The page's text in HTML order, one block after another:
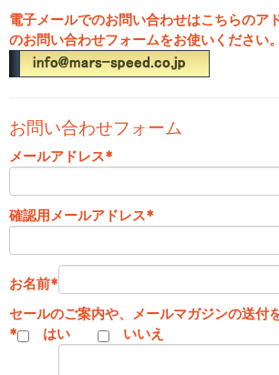
電子メールでのお問い合わせはこちらのア
のお問い合わせフォームをお使いください。
お問い合わせフォーム
メールアドレス*
確認用メールアドレス*
お名前*
セールのご案内や、メールマガジンの送付
*
はい いいえ